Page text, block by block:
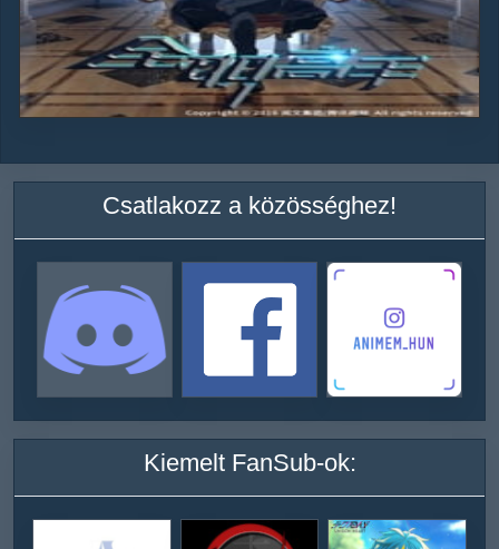
Csatlakozz a közösséghez!
Kiemelt FanSub-ok: